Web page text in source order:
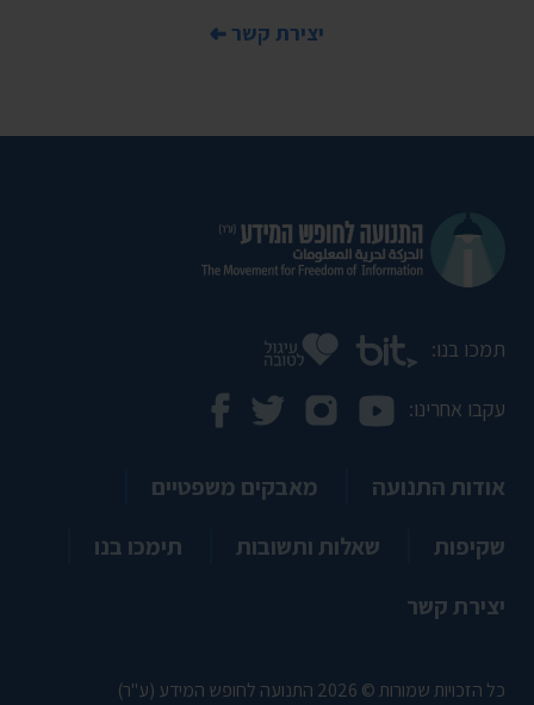
יצירת קשר
תמכו בנו:
עקבו אחרינו:
אודות התנועה
מאבקים משפטיים
שקיפות
שאלות ותשובות
תימכו בנו
יצירת קשר
כל הזכויות שמורות © 2026 התנועה לחופש המידע (ע"ר)